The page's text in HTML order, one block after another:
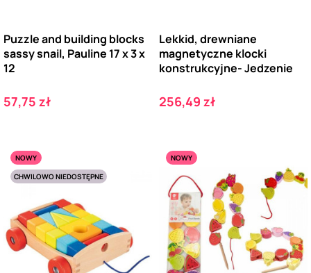
Puzzle and building blocks
sassy snail, Pauline 17 x 3 x
12
Cena
57,75 zł
Lekkid, drewniane
magnetyczne klocki
konstrukcyjne- Jedzenie
Cena
256,49 zł
NOWY
CHWILOWO NIEDOSTĘPNE
NOWY